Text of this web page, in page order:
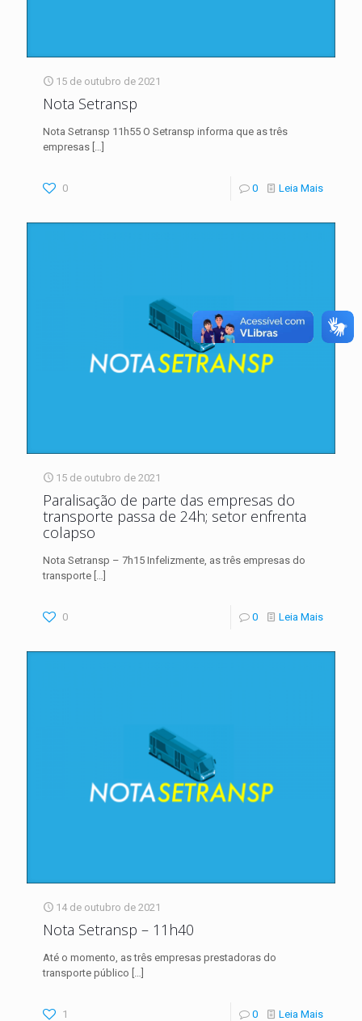
15 de outubro de 2021
Nota Setransp
Nota Setransp 11h55 O Setransp informa que as três
empresas […]
0 0 Leia Mais
15 de outubro de 2021
Paralisação de parte das empresas do
transporte passa de 24h; setor enfrenta
colapso
Nota Setransp – 7h15 Infelizmente, as três empresas do
transporte […]
0 0 Leia Mais
14 de outubro de 2021
Nota Setransp – 11h40
Até o momento, as três empresas prestadoras do
transporte público […]
1 0 Leia Mais